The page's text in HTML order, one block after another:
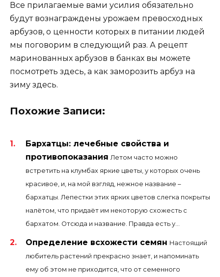
Все прилагаемые вами усилия обязательно
будут вознаграждены урожаем превосходных
арбузов, о ценности которых в питании людей
мы поговорим в следующий раз. А рецепт
маринованных арбузов в банках вы можете
посмотреть здесь, а как заморозить арбуз на
зиму здесь.
Похожие Записи:
Бархатцы: лечебные свойства и
противопоказания Летом часто можно
встретить на клумбах яркие цветы, у которых очень
красивое, и, на мой взгляд, нежное название –
бархатцы. Лепестки этих ярких цветов слегка покрыты
налётом, что придаёт им некоторую схожесть с
бархатом. Отсюда и название. Правда есть у...
Определение всхожести семян Настоящий
любитель растений прекрасно знает, и напоминать
ему об этом не приходится, что от семенного